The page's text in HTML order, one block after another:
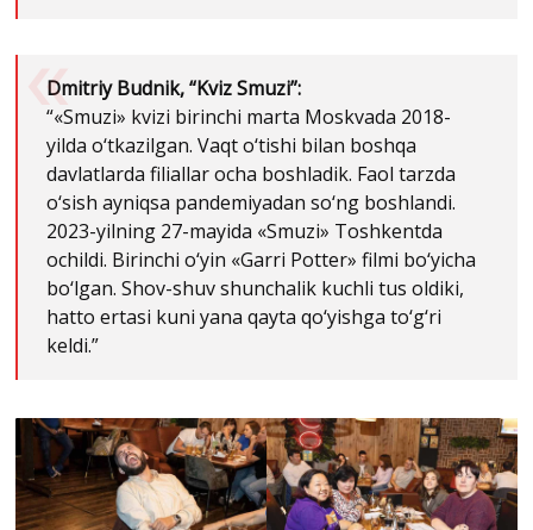
Dmitriy Budnik, “Kviz Smuzi”:
“«Smuzi» kvizi birinchi marta Moskvada 2018-
yilda o‘tkazilgan. Vaqt o‘tishi bilan boshqa
davlatlarda filiallar ocha boshladik. Faol tarzda
o‘sish ayniqsa pandemiyadan so‘ng boshlandi.
2023-yilning 27-mayida «Smuzi» Toshkentda
ochildi. Birinchi o‘yin «Garri Potter» filmi bo‘yicha
bo‘lgan. Shov-shuv shunchalik kuchli tus oldiki,
hatto ertasi kuni yana qayta qo‘yishga to‘g‘ri
keldi.”